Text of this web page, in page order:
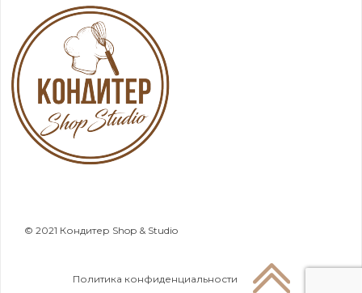
© 2021 Кондитер Shop & Studio
Политика конфиденциальности